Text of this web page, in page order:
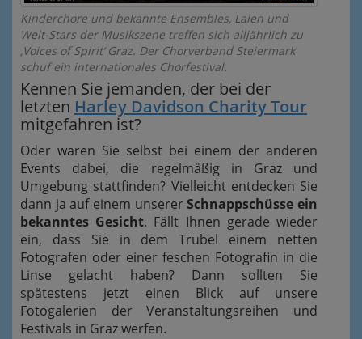
Kinderchöre und bekannte Ensembles, Laien und
Welt-Stars der Musikszene treffen sich alljährlich zu
‚Voices of Spirit‘ Graz. Der Chorverband Steiermark
schuf ein internationales Chorfestival.
Kennen Sie jemanden, der bei der
letzten Harley Davidson Charity Tour
mitgefahren ist?
Oder waren Sie selbst bei einem der anderen
Events dabei, die regelmäßig in Graz und
Umgebung stattfinden? Vielleicht entdecken Sie
dann ja auf einem unsererSchnappschüsse ein
bekanntes Gesicht. Fällt Ihnen gerade wieder
ein, dass Sie in dem Trubel einem netten
Fotografen oder einer feschen Fotografin in die
Linse gelacht haben? Dann sollten Sie
spätestens jetzt einen Blick auf unsere
Fotogalerien der Veranstaltungsreihen und
Festivals in Graz werfen.